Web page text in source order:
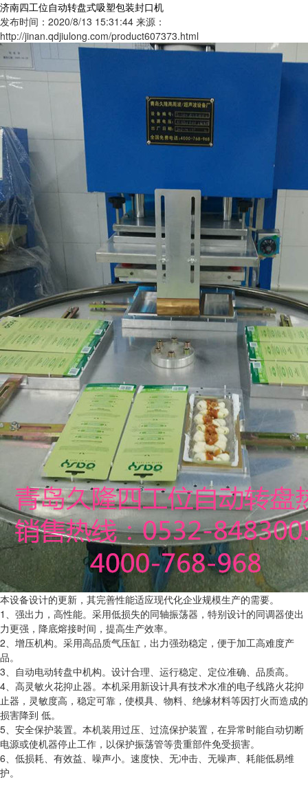
济南四工位自动转盘式吸塑包装封口机
发布时间：2020/8/13 15:31:44 来源：
http://jinan.qdjiulong.com/product607373.html
本设备设计的更新，其完善性能适应现代化企业规模生产的需要。
1、强出力，高性能。采用低损失的同轴振荡器，特别设计的同调器使出
力更强，降底熔接时间，提高生产效率。
2、增压机构。采用高品质气压缸，出力强劲稳定，便于加工高难度产
品。
3、自动电动转盘中机构。设计合理、运行稳定、定位准确、品质高。
4、高灵敏火花抑止器。本机采用新设计具有技术水准的电子线路火花抑
止器，灵敏度高，稳定可靠，使模具、物料、绝缘材料等因打火而造成的
损害降到 低。
5、安全保护装置。本机装用过压、过流保护装置，在异常时能自动切断
电源或使机器停止工作，以保护振荡管等贵重部件免受损害。
6、低损耗、有效益、噪声小。速度快、无冲击、无噪声、耗能低易维
护。